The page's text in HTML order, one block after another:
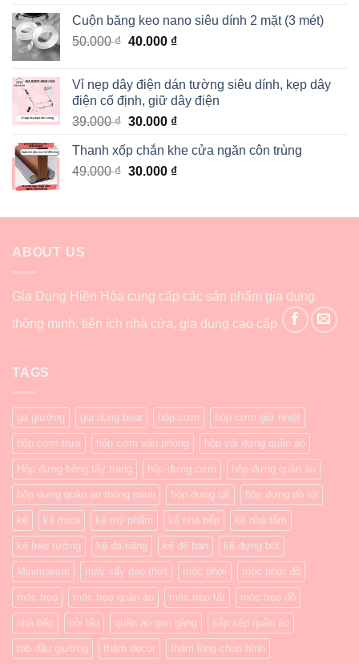
Cuộn băng keo nano siêu dính 2 mặt (3 mét)
50.000₫ 40.000 ₫
Vỉ nẹp dây điện dán tường siêu dính, kẹp dây
điện cố định, giữ dây điện
39.000₫ 30.000 ₫
Thanh xốp chắn khe cửa ngăn côn trùng
49.000₫ 30.000 ₫
ABOUT US
Gia Dụng Hiền Hòa cung cấp các sản phẩm gia dụng
thông minh, tiện ích nhà cửa, gia dụng cao cấp
TAGS
ga giường gia dụng bear hộp cơm hộp cơm giữ nhiệt
hộp cơm trưa hộp cơm văn phòng hộp vải đựng quần áo
Hộp đựng bông tẩy trang hộp đựng cơm hộp đựng quần áo
hộp đựng quần áo thông minh hộp đựng tất hộp đựng đồ lót
kệ kệ mica kệ mỹ phẩm kệ nhà bếp kệ nhà tắm
kệ treo tường kệ đa năng kệ để bàn kệ đựng bút
Minimalism máy sấy dao thớt móc phơi móc phơi đồ
móc treo móc treo quần áo móc treo tất móc treo đồ
nhà bếp nồi lẩu quần áo gọn gàng sắp xếp quần áo
tab đầu giường thảm decor thảm lông chụp hình